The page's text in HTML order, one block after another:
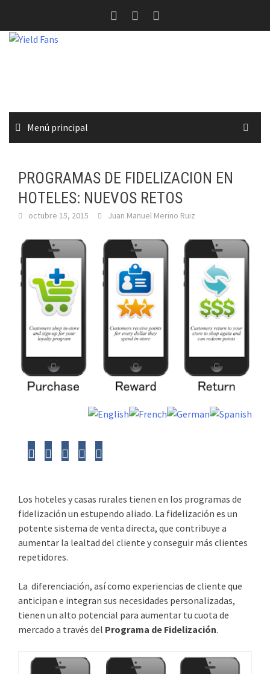
contenido
Menú principal
PROGRAMAS DE FIDELIZACION EN
HOTELES: NUEVOS RETOS
octubre 15, 2015 Juan Manuel Merino Ruiz
Los hoteles y casas rurales tienen en los programas de
fidelización un estupendo aliado. La fidelización es un
potente sistema de venta directa, que contribuye a
aumentar la lealtad del cliente y conseguir más clientes
repetidores.
La diferenciación, así como experiencias de cliente que
anticipan e integran sus necesidades personalizadas,
tienen un alto potencial para aumentar tu cuota de
mercado a través del Programa de Fidelización.